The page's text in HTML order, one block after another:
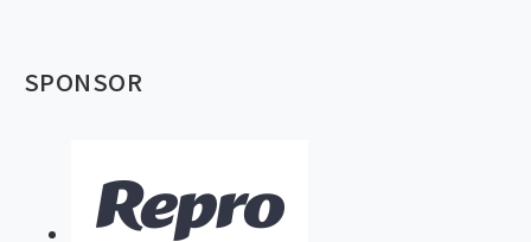
SPONSOR